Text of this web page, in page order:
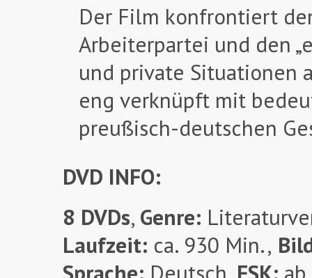
Der Film konfrontiert
Arbeiterpartei und den
und private Situationen
eng verknüpft mit
preußisch-deutschen
DVD INFO:
8 DVDs, Genre:
Laufzeit: ca. 930 Min.,